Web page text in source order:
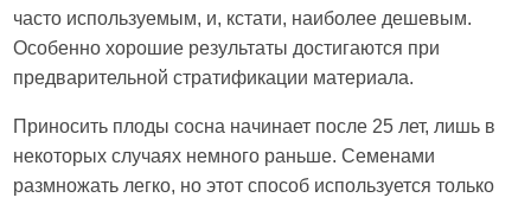
часто используемым, и, кстати, наиболее дешевым.
Особенно хорошие результаты достигаются при
предварительной стратификации материала.
Приносить плоды сосна начинает после 25 лет, лишь в
некоторых случаях немного раньше. Семенами
размножать легко, но этот способ используется только